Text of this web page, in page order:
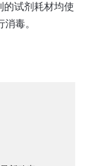
的试剂耗材均使
毒。